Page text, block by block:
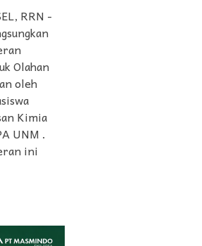
RRN -
Olahan
oleh
Kimia
UNM .
ini